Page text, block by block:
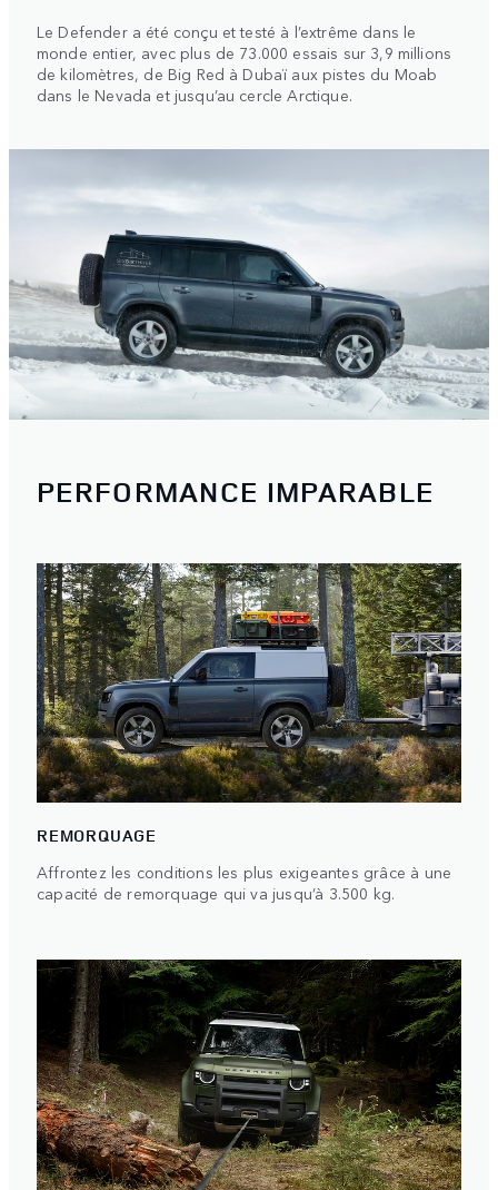
Le Defender a été conçu et testé à l’extrême dans le
monde entier, avec plus de 73.000 essais sur 3,9 millions
de kilomètres, de Big Red à Dubaï aux pistes du Moab
dans le Nevada et jusqu’au cercle Arctique.
PERFORMANCE IMPARABLE
REMORQUAGE
Affrontez les conditions les plus exigeantes grâce à une
capacité de remorquage qui va jusqu’à 3.500 kg.